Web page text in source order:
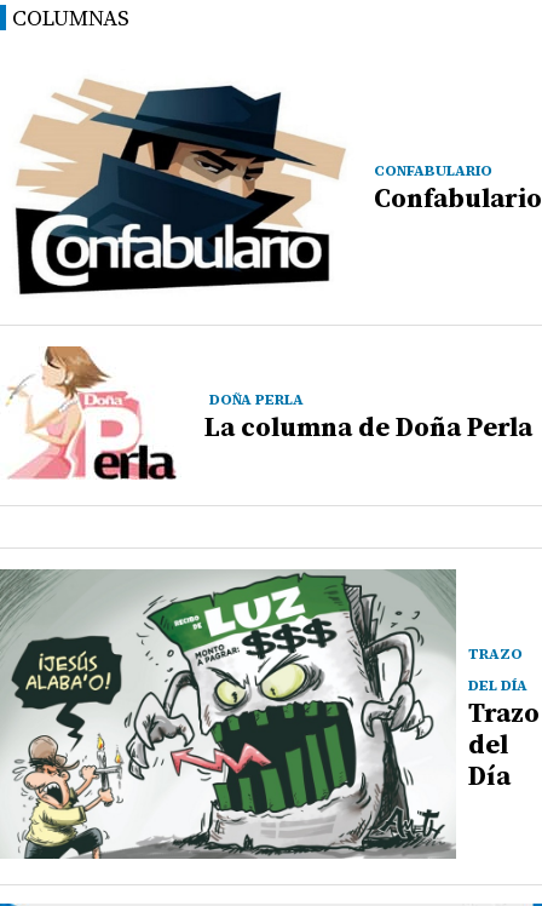
COLUMNAS
CONFABULARIO
Confabulario
DOÑA PERLA
La columna de Doña Perla
TRAZO
DEL DÍA
Trazo
del
Día